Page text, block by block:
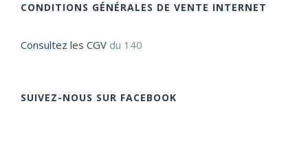
CONDITIONS GÉNÉRALES DE VENTE INTERNET
Consultez les CGV du 140
SUIVEZ-NOUS SUR FACEBOOK